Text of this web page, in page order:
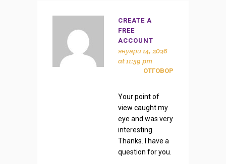
CREATE A
FREE
ACCOUNT
януари 14, 2026
at 11:59 pm
ОТГОВОР
Your point of
view caught my
eye and was very
interesting.
Thanks. I have a
question for you.